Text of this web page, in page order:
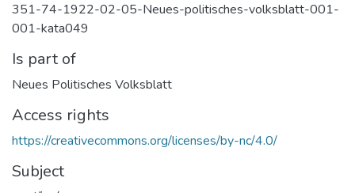
351-74-1922-02-05-Neues-politisches-volksblatt-001-
001-kata049
Is part of
Neues Politisches Volksblatt
Access rights
https://creativecommons.org/licenses/by-nc/4.0/
Subject